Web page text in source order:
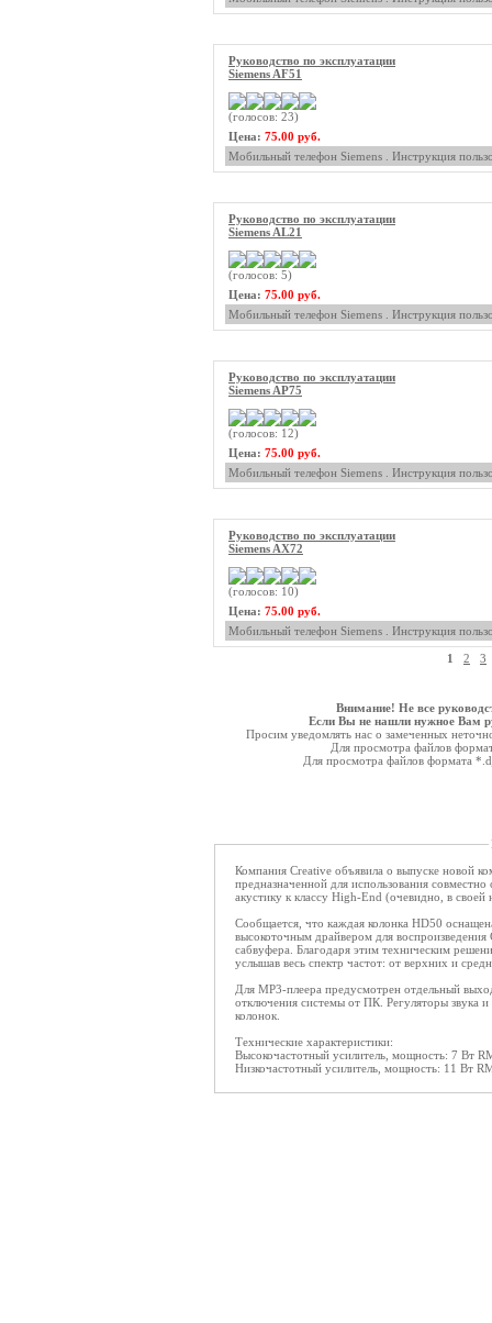
Руководство по эксплуатации
Siemens AF51
(голосов: 23)
Цена: 75.00 руб.
Мобильный телефон Siemens . Инструкция
Руководство по эксплуатации
Siemens AL21
(голосов: 5)
Цена: 75.00 руб.
Мобильный телефон Siemens . Инструкция
Руководство по эксплуатации
Siemens AP75
(голосов: 12)
Цена: 75.00 руб.
Мобильный телефон Siemens . Инструкция
Руководство по эксплуатации
Siemens AX72
(голосов: 10)
Цена: 75.00 руб.
Мобильный телефон Siemens . Инструкция
1 2 3
Внимание! Не все
Если Вы не нашли нужное Вам
Просим уведомлять нас о замеченных
Для просмотра файлов
Для просмотра файлов формата
Компания Creative объявила о выпуске новой
предназначенной для использования
акустику к классу High-End (очевидно, в своей
Сообщается, что каждая колонка HD50
высокоточным драйвером для
сабвуфера. Благодаря этим техническим
услышав весь спектр частот: от верхних и
Для MP3-плеера предусмотрен отдельный
отключения системы от ПК. Регуляторы звука
колонок.
Технические характеристики:
Высокочастотный усилитель, мощность: 7 Вт
Низкочастотный усилитель, мощность: 11 Вт